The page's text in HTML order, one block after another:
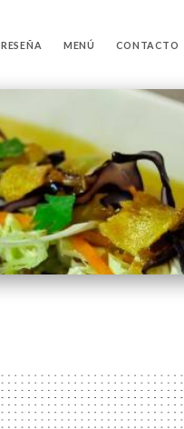
RESEÑA MENÚ CONTACTO